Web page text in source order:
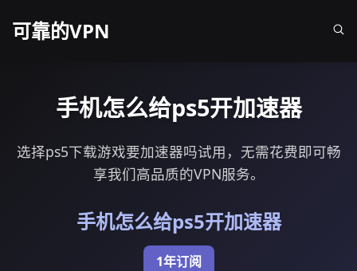
可靠的VPN
手机怎么给ps5开加速器
选择ps5下载游戏要加速器吗试用，无需花费即可畅
享我们高品质的VPN服务。
手机怎么给ps5开加速器
1年订阅